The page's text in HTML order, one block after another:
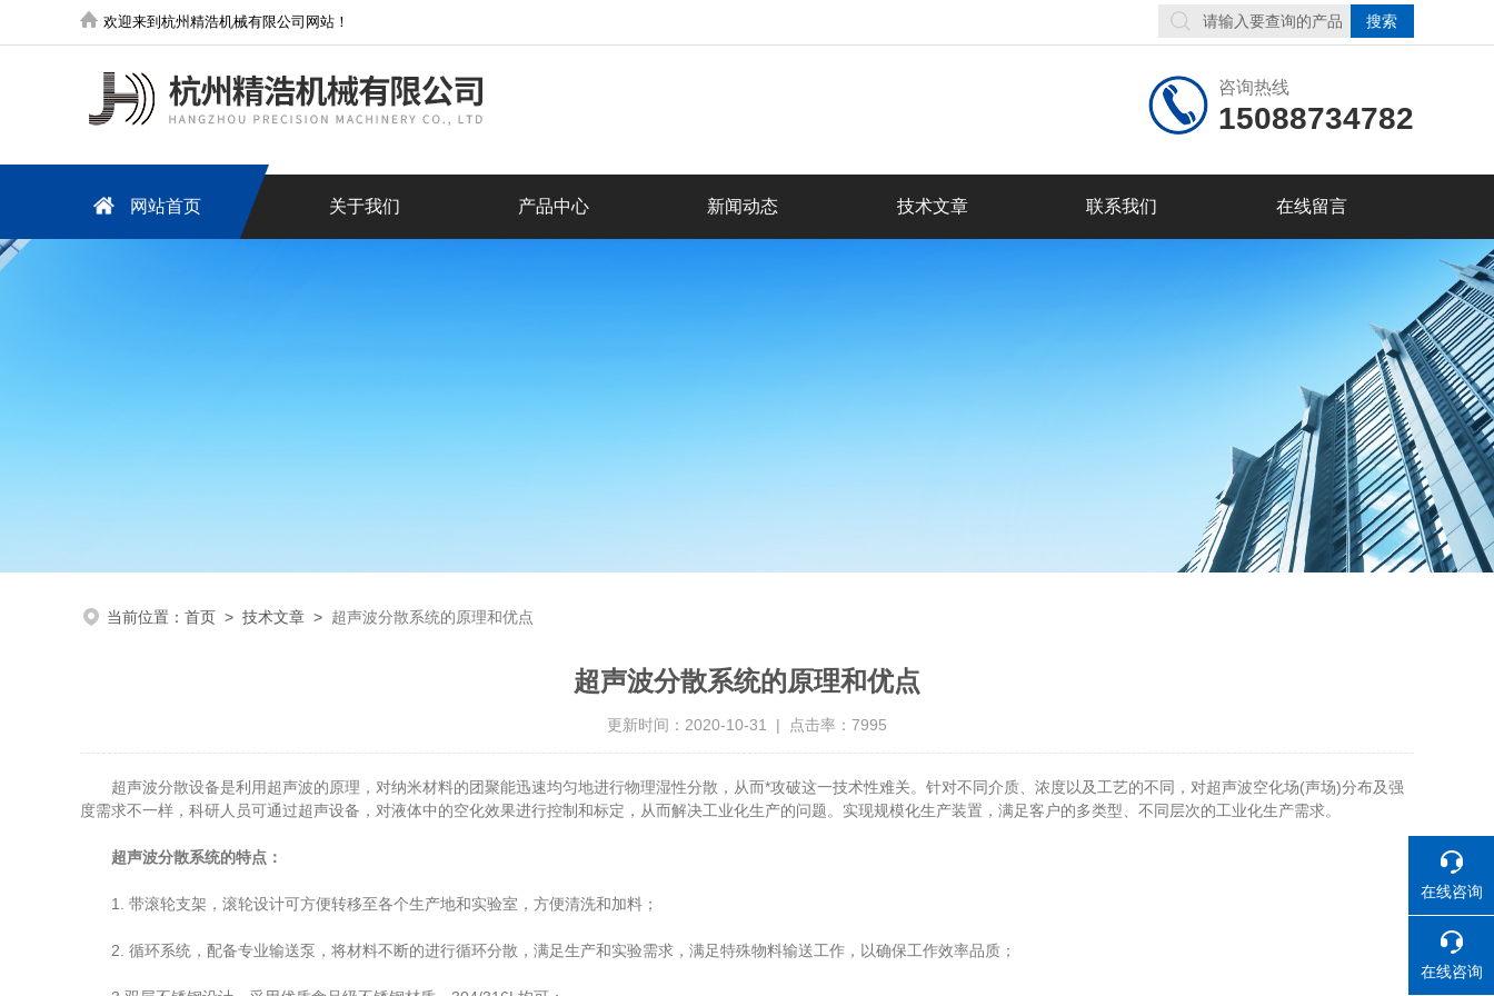
欢迎来到杭州精浩机械有限公司网站！
咨询热线
15088734782
网站首页 关于我们 产品中心 新闻动态 技术文章 联系我们 在线留言
当前位置： 首页 > 技术文章 > 超声波分散系统的原理和优点
超声波分散系统的原理和优点
更新时间：2020-10-31 | 点击率：7995
超声波分散设备是利用超声波的原理，对纳米材料的团聚能迅速均匀地进行物理湿性分散，从而*攻破这一技术性难关。针对不同介质、浓度以及工艺的不同，对超声波空化场(声场)分布及强
度需求不一样，科研人员可通过超声设备，对液体中的空化效果进行控制和标定，从而解决工业化生产的问题。实现规模化生产装置，满足客户的多类型、不同层次的工业化生产需求。
超声波分散系统的特点：
1. 带滚轮支架，滚轮设计可方便转移至各个生产地和实验室，方便清洗和加料；
2. 循环系统，配备专业输送泵，将材料不断的进行循环分散，满足生产和实验需求，满足特殊物料输送工作，以确保工作效率品质；
在线咨询
在线咨询